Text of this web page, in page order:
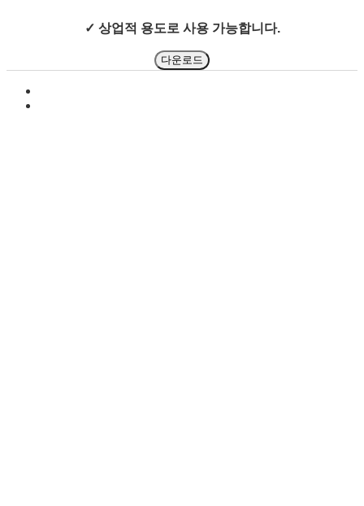
✓ 상업적 용도로 사용 가능합니다.
다운로드